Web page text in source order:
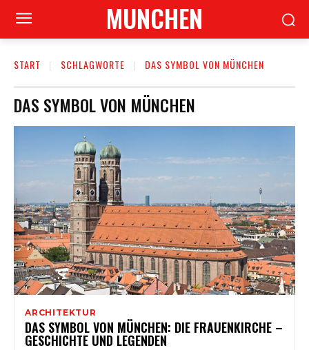
MUNCHEN
START SCHLAGWORTE DAS SYMBOL VON MÜNCHEN
DAS SYMBOL VON MÜNCHEN
ARCHITEKTUR
DAS SYMBOL VON MÜNCHEN: DIE FRAUENKIRCHE –
GESCHICHTE UND LEGENDEN